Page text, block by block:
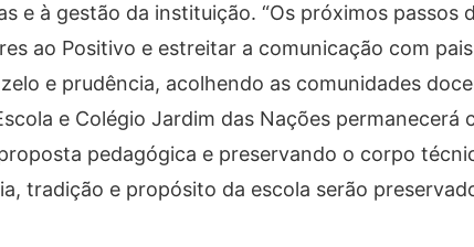
e à gestão da instituição. “Os próximos passos
ao Positivo e estreitar a comunicação com
e prudência, acolhendo as comunidades
e Colégio Jardim das Nações permanecerá
pedagógica e preservando o corpo
tradição e propósito da escola serão